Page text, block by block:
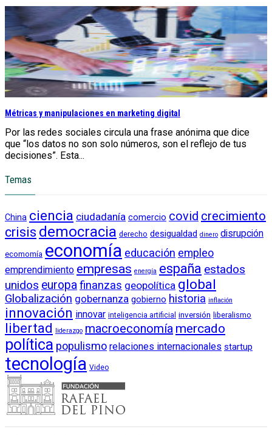
Métricas y manipulaciones en marketing digital
Por las redes sociales circula una frase anónima que dice
que “los datos no son solo números, son el reflejo de tus
decisiones”. Esta...
Temas
China ciencia ciudadanía comercio covid crecimiento
crisis democracia derecho desigualdad dinero disrupción
ecomomía economía educación empleo
emprendimiento empresas energía españa estados
unidos europafinanzas geopolítica global
Globalización gobernanza gobierno historia inflación
innovación innovar inteligencia artificial inversión liberalismo
libertad liderazgo macroeconomía mercado
política populismo relaciones internacionales startup
tecnología Video